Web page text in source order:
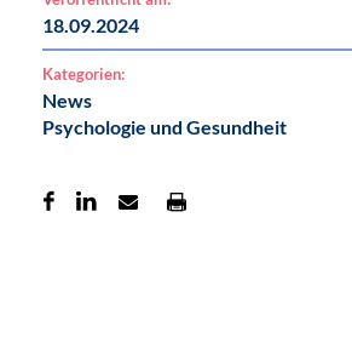
18.09.2024
Kategorien:
News
Psychologie und Gesundheit